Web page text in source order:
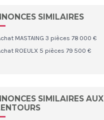
SIMILAIRES
MASTAING 3 pièces 78 000 €
ROEULX 5 pièces 79 500 €
SIMILAIRES AUX